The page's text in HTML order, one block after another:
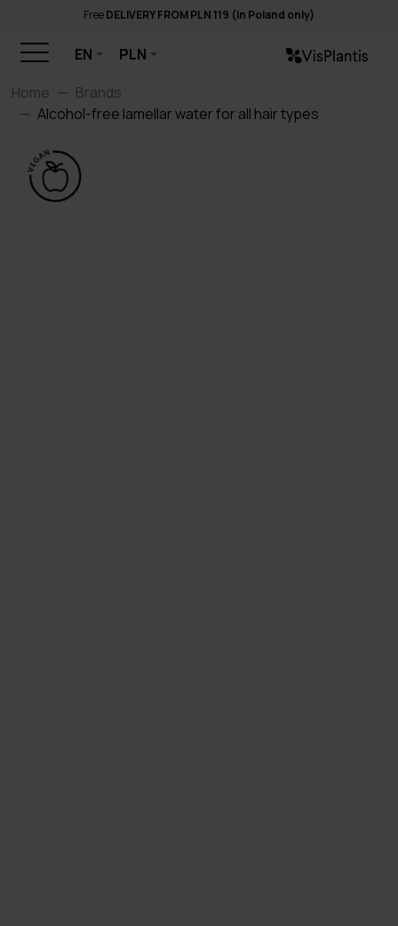
FreeDELIVERY FROM PLN 119 (in Poland only)
EN
PLN
Home
Brands
Alcohol-free lamellar water for all hair types